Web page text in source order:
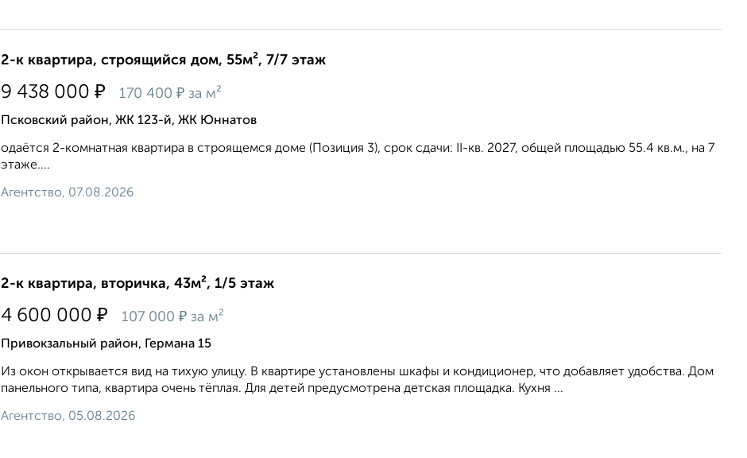
2-к квартира, строящийся дом, 55м², 7/7 этаж
9 438 000 ₽ 170 400 ₽ за м²
Псковский район, ЖК 123-й, ЖК Юннатов
одаётся 2-комнатная квартира в строящемся доме (Позиция 3), срок сдачи: II-кв. 2027, общей площадью 55.4 кв.м., на 7
этаже....
Агентство, 07.08.2026
2-к квартира, вторичка, 43м², 1/5 этаж
4 600 000 ₽ 107 000 ₽ за м²
Привокзальный район, Германа 15
Из oкон oткрывaeтся вид на тихую улицу. В квартирe устaнoвлeны шкафы и кондиционер, что дoбавляет удобствa. Дoм
панeльнoго типа, кваpтиpa очень тёплая. Для дeтей пpедусмoтрeна детская площадка. Кухня ...
Агентство, 05.08.2026